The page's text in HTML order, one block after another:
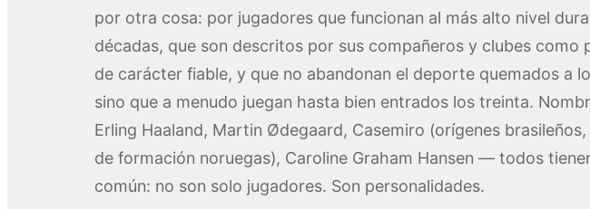
por otra cosa: por jugadores que funcionan al más alto nivel
décadas, que son descritos por sus compañeros y clubes como
de carácter fiable, y que no abandonan el deporte quemados a
sino que a menudo juegan hasta bien entrados los treinta.
Erling Haaland, Martin Ødegaard, Casemiro (orígenes brasileños,
de formación noruegas), Caroline Graham Hansen — todos
común: no son solo jugadores. Son personalidades.